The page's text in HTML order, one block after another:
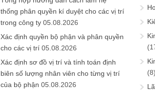
thống phân quyền kí duyệt cho các vị trí
trong công ty 05.08.2026
Xác định quyền bộ phận và phân quyền
cho các vị trí 05.08.2026
Xác định sơ đồ vị trí và tính toán định
biên số lượng nhân viên cho từng vị trí
của bộ phận 05.08.2026
(8)